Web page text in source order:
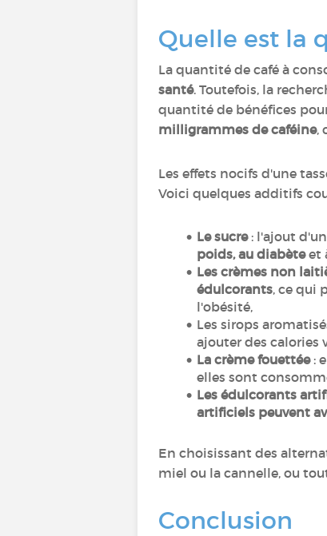
Quelle est la
La quantité de café à
santé. Toutefois, la
quantité de bénéfices
milligrammes de caféine,
Les effets nocifs d'une
Voici quelques additifs
Le sucre: l'ajout
poids, au diabèteet
Les crèmes non
édulcorants, ce qui
l'obésité,
Les sirops
ajouter des calories
La crème fouettée:
elles sont
Les édulcorants
artificiels peuvent
En choisissant des
miel ou la cannelle, ou
Conclusion